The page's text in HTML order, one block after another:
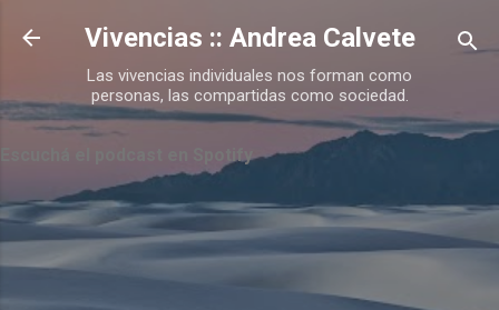
Ir al contenido principal
Vivencias :: Andrea Calvete
Las vivencias individuales nos forman como
personas, las compartidas como sociedad.
Escuchá el podcast en Spotify